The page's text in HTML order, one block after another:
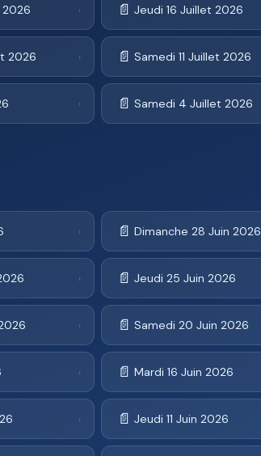
2026 › 📄 Jeudi 16 Juillet 2026
2026 › 📄 Samedi 11 Juillet 2026
› 📄 Samedi 4 Juillet 2026
› 📄 Dimanche 28 Juin 2026
› 📄 Jeudi 25 Juin 2026
› 📄 Samedi 20 Juin 2026
› 📄 Mardi 16 Juin 2026
› 📄 Jeudi 11 Juin 2026